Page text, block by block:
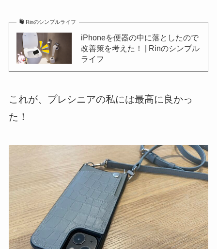
Rinのシンプルライフ
iPhoneを便器の中に落としたので
改善策を考えた！ | Rinのシンプル
ライフ
これが、プレシニアの私には最高に良かっ
た！